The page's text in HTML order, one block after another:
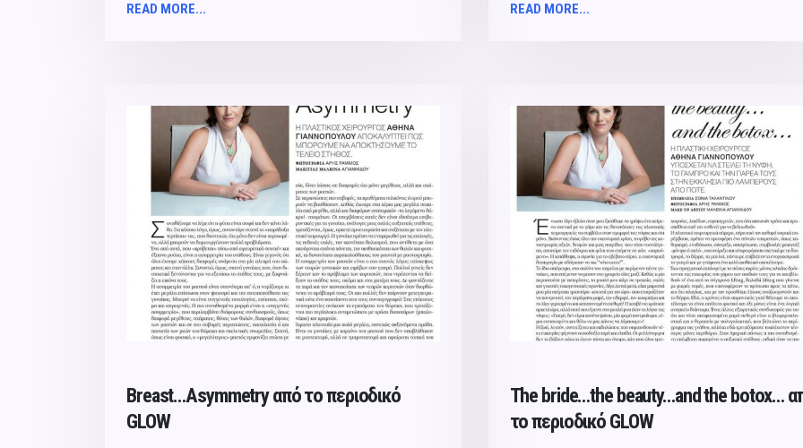
READ MORE... READ MORE...
Breast…Asymmetry από το περιoδικό
GLOW
The bride…the beauty…and the botox…
το περιoδικό GLOW